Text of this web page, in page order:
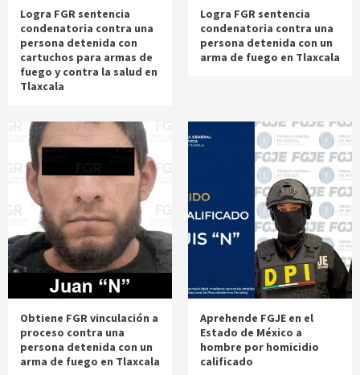
Logra FGR sentencia
condenatoria contra una
persona detenida con
cartuchos para armas de
fuego y contra la salud en
Tlaxcala
Logra FGR sentencia
condenatoria contra una
persona detenida con un
arma de fuego en Tlaxcala
Obtiene FGR vinculación a
proceso contra una
persona detenida con un
arma de fuego en Tlaxcala
Aprehende FGJE en el
Estado de México a
hombre por homicidio
calificado